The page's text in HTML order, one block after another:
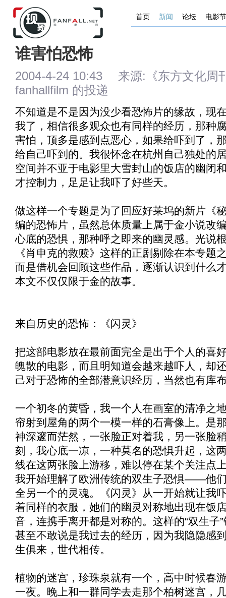
首页 新闻 论坛 电影节
谁害怕恐怖
2004-4-24 10:43 来源:《东方文化
fanhallfilm 的投递
不知道是不是因为没少看恐怖片的缘故，现
我了，相信很多观众也有同样的经历，那种
害怕，顶多是感到点恶心，如果给吓到了，
给自己吓到的。我很怀念在杭州自己独处的
空间并不亚于电影里大雪封山的饭店的幽闭
才控制力，足足让我吓了好些天。
做这样一个专题是为了回应好莱坞的新片《
编的恐怖片，虽然总体质量上属于金小说改
心底的恐惧，那种呼之即来的幽灵感。光说
《肖申克的救赎》这样的正剧剔除在本专题
而是借机会回顾这些作品，逐渐认识到什么
本文不仅仅限于金的故事。
来自历史的恐怖：《闪灵 》
把这部电影放在最前面完全是出于个人的喜
魄散的电影，而且明知道会越来越吓人，却
己对于恐怖的全部潜意识经历，当然也有库
一个初冬的黄昏，我一个人在画室的清净之
帘射到屋角的两个一模一样的石膏像上。是
神深邃而茫然，一张脸正对着我，另一张脸
刻，我心底一凉，一种莫名的恐惧升起，这
线在这两张脸上游移，难以停在某个关注点
我开始理解了欧洲传统的双生子恐惧——他
全另一个的灵魂。《闪灵 》从一开始就让我
着同样的衣服，她们的幽灵对称地出现在饭
音，连携手离开都是对称的。这样的“双生子
甚至不敢说是我过去的经历，因为我隐隐感
生俱来，世代相传。
植物的迷宫，珍珠泉就有一个，高中时候春
一夜。晚上和一群同学去走那个柏树迷宫，